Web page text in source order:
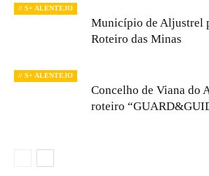
// S+ ALENTEJO
Município de Aljustrel
Roteiro das Minas
// S+ ALENTEJO
Concelho de Viana do
roteiro